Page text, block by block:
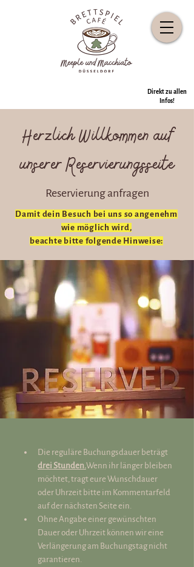
Direkt zu allen
Infos!
Herzlich Willkommen auf
unserer Reservierungsseite
Reservierung anfragen
Damit dein Besuch bei uns so angenehm
wie möglich wird,
beachte bitte folgende Hinweise:
drei Stunden.Wenn ihr länger bleiben
möchtet, tragt eure Wunschdauer
oder Uhrzeit bitte im Kommentarfeld
auf der nächsten Seite ein.
Ohne Angabe einer gewünschten
Dauer oder Uhrzeit können wir eine
Verlängerung am Buchungstag nicht
garantieren.